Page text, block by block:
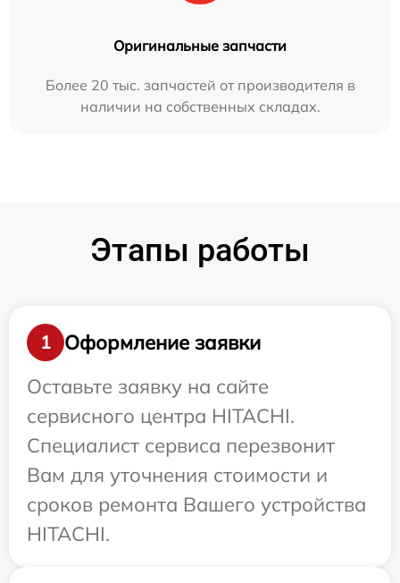
Оригинальные запчасти
Более 20 тыс. запчастей от производителя в
наличии на собственных складах.
Этапы работы
1
Оформление заявки
Оставьте заявку на сайте
сервисного центра HITACHI.
Специалист сервиса перезвонит
Вам для уточнения стоимости и
сроков ремонта Вашего устройства
HITACHI.